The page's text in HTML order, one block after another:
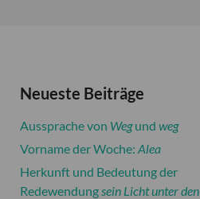
Neueste Beiträge
Aussprache von Wegund weg
Vorname der Woche: Alea
Herkunft und Bedeutung der
Redewendungsein Licht unter den